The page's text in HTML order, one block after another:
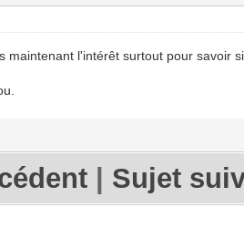
maintenant l'intérêt surtout pour savoir
Sujet